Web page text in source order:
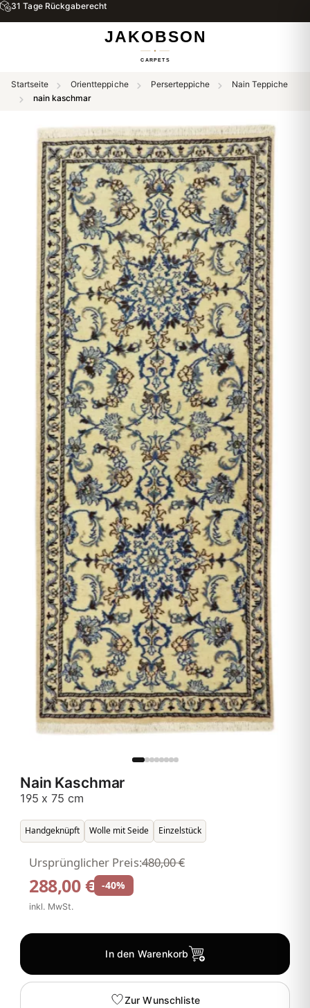
31 Tage Rückgaberecht
Startseite Orientteppiche Perserteppiche
Nain Teppiche
nain kaschmar
Nain Kaschmar
195 x 75 cm
Handgeknüpft Wolle mit Seide Einzelstück
288,00 €
Ursprünglicher Preis:480,00 €
-40%
inkl. MwSt.
In den Warenkorb
Zur Wunschliste